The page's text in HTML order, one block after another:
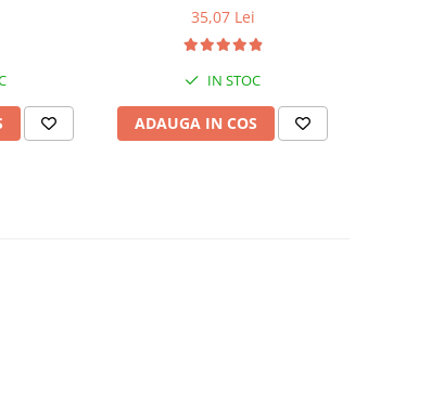
35,07 Lei
IN STOC
ADAUGA IN COS